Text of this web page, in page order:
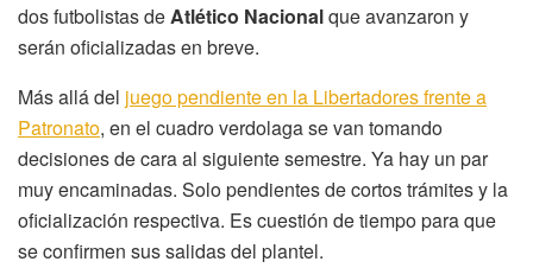
dos futbolistas de Atlético Nacionalque avanzaron y
serán oficializadas en breve.
Más allá del juego pendiente en la Libertadores frente a
Patronato, en el cuadro verdolaga se van tomando
decisiones de cara al siguiente semestre. Ya hay un par
muy encaminadas. Solo pendientes de cortos trámites y la
oficialización respectiva. Es cuestión de tiempo para que
se confirmen sus salidas del plantel.